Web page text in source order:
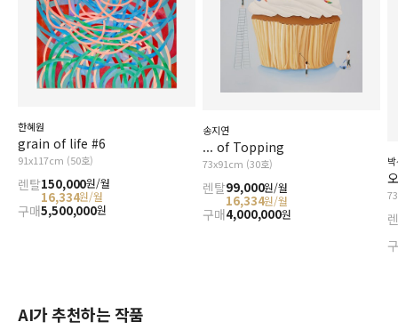
한혜원
grain of life #6
91x117cm (50호)
렌탈150,000원/월
16,334원/월
구매5,500,000원
송지연
... of Topping
73x91cm (30호)
렌탈99,000원/월
16,334원/월
구매4,000,000원
AI가 추천하는 작품